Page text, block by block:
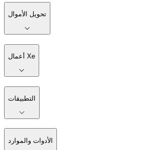
تحويل الأموال
أعمال Xe
التطبيقات
الأدوات والموارد